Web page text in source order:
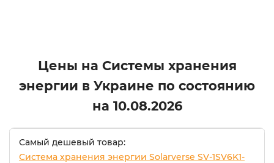
Цены на Системы хранения
энергии в Украине по состоянию
на 10.08.2026
Самый дешевый товар:
Система хранения энергии Solarverse SV-1SV6K1-